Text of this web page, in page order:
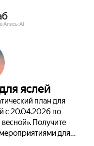
Алисы AI
яслей
план для
с 20.04.2026 по
Получите
для